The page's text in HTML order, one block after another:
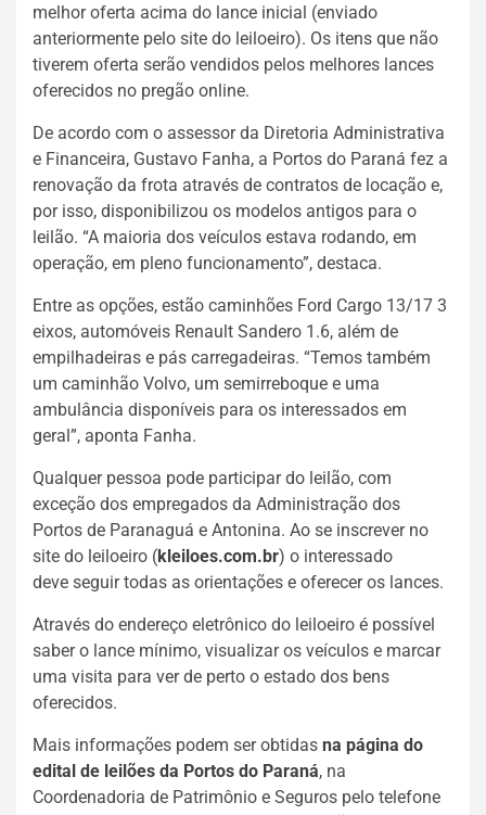
melhor oferta acima do lance inicial (enviado
anteriormente pelo site do leiloeiro). Os itens que não
tiverem oferta serão vendidos pelos melhores lances
oferecidos no pregão online.
De acordo com o assessor da Diretoria Administrativa
e Financeira, Gustavo Fanha, a Portos do Paraná fez a
renovação da frota através de contratos de locação e,
por isso, disponibilizou os modelos antigos para o
leilão. “A maioria dos veículos estava rodando, em
operação, em pleno funcionamento”, destaca.
Entre as opções, estão caminhões Ford Cargo 13/17 3
eixos, automóveis Renault Sandero 1.6, além de
empilhadeiras e pás carregadeiras. “Temos também
um caminhão Volvo, um semirreboque e uma
ambulância disponíveis para os interessados em
geral”, aponta Fanha.
Qualquer pessoa pode participar do leilão, com
exceção dos empregados da Administração dos
Portos de Paranaguá e Antonina. Ao se inscrever no
site do leiloeiro (kleiloes.com.br) o interessado
deve seguir todas as orientações e oferecer os lances.
Através do endereço eletrônico do leiloeiro é possível
saber o lance mínimo, visualizar os veículos e marcar
uma visita para ver de perto o estado dos bens
oferecidos.
Mais informações podem ser obtidas na página do
edital de leilões da Portos do Paraná, na
Coordenadoria de Patrimônio e Seguros pelo telefone